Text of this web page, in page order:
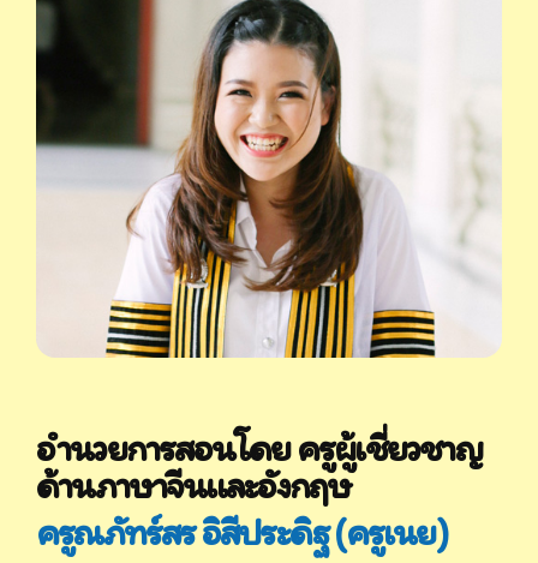
อำนวยการสอนโดย ครูผู้เชี่ยวชาญ
ด้านภาษาจีนและอังกฤษ
ครูณภัทร์สร อิสีประดิฐ (ครูเนย)